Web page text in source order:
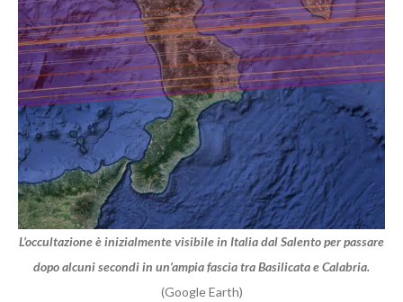
L’occultazione è inizialmente visibile in Italia dal Salento per passare
dopo alcuni secondi in un’ampia fascia tra Basilicata e Calabria.
(Google Earth)